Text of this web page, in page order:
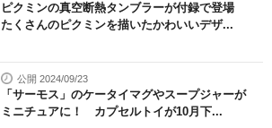
ピクミンの真空断熱タンブラーが付録で登場
たくさんのピクミンを描いたかわいいデザ...
公開 2024/09/23
「サーモス」のケータイマグやスープジャーが
ミニチュアに！ カプセルトイが10月下...